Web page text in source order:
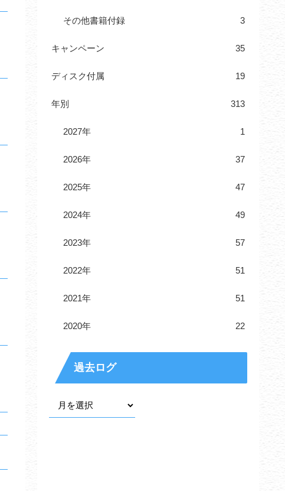
その他書籍付録 3
キャンペーン 35
ディスク付属 19
年別 313
2027年 1
2026年 37
2025年 47
2024年 49
2023年 57
2022年 51
2021年 51
2020年 22
過去ログ